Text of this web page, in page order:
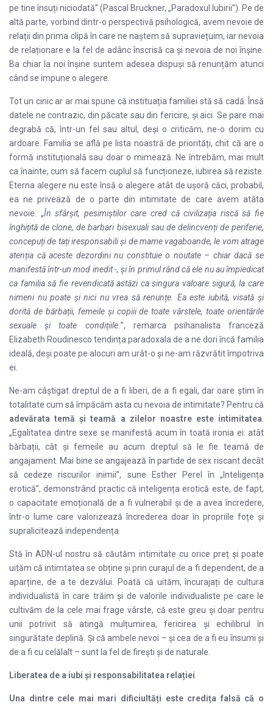
pe tine însuți niciodată” (Pascal Bruckner, „Paradoxul Iubirii”). Pe de
altă parte, vorbind dintr-o perspectivă psihologică, avem nevoie de
relații din prima clipă în care ne naștem să supraviețuim, iar nevoia
de relaționare e la fel de adânc înscrisă ca și nevoia de noi înșine.
Ba chiar la noi înșine suntem adesea dispuși să renunțăm atunci
când se impune o alegere.
Tot un cinic ar ar mai spune că instituația familiei stă să cadă. Însă
datele ne contrazic, din păcate sau din fericire, și aici. Se pare mai
degrabă că, într-un fel sau altul, deși o criticăm, ne-o dorim cu
ardoare. Familia se află pe lista noastră de priorități, chit că are o
formă instituțională sau doar o mimează. Ne întrebăm, mai mult
ca înainte, cum să facem cuplul să funcționeze, iubirea să reziste.
Eterna alegere nu este însă o alegere atât de ușoră căci, probabil,
ea ne privează de o parte din intimitate de care avem atâta
nevoie. „În sfârșit, pesimiștilor care cred că civilizația riscă să fie
înghițită de clone, de barbari bisexuali sau de delincvenți de periferie,
concepuți de tați iresponsabili și de mame vagaboande, le vom atrage
atenția că aceste dezordini nu constituie o noutate – chiar dacă se
manifestă într-un mod inedit -, și în primul rând că ele nu au împiedicat
ca familia să fie revendicată astăzi ca singura valoare sigură, la care
nimeni nu poate și nici nu vrea să renunțe. Ea este iubită, visată și
dorită de bărbații, femeile și copiii de toate vârstele, toate orientările
sexuale și toate condițiile. ”, remarca psihanalista franceză
Elizabeth Roudinesco tendința paradoxala de a ne dori încă familia
ideală, deși poate pe alocuri am urât-o și ne-am răzvrătit împotriva
ei.
Ne-am câștigat dreptul de a fi liberi, de a fi egali, dar oare știm în
totalitate cum să împăcăm asta cu nevoia de intimitate? Pentru că
adevărata temă și teamă a zilelor noastre este intimitatea
„Egalitatea dintre sexe se manifestă acum în toată ironia ei: atât
bărbații, cât și femeile au acum dreptul să le fie teamă de
angajament. Mai bine se angajează în partide de sex riscant decât
să cedeze riscurilor inimii”, sune Esther Perel în „Inteligența
erotică”, demonstrând practic că inteligența erotică este, de fapt,
o capacitate emoțională de a fi vulnerabil și de a avea încredere,
într-o lume care valorizează încrederea doar în propriile foțe și
supralicitează independența.
Stă în ADN-ul nostru să căutăm intimitate cu orice preț și poate
uităm că intimtatea se obține și prin curajul de a fi dependent, de a
aparține, de a te dezvălui. Poată că uităm, încurajați de cultura
individualistă în care trăim și de valorile individualiste pe care le
cultivăm de la cele mai frage vârste, că este greu și doar pentru
unii potrivit să atingă mulțumirea, fericirea și echilibrul în
singurătate deplină. Și că ambele nevoi – și cea de a fi eu însumi și
de a fi cu celălalt – sunt la fel de firești și de naturale.
Liberatea de a iubi și responsabilitatea relației
Una dintre cele mai mari dificiultăți este credița falsă că o